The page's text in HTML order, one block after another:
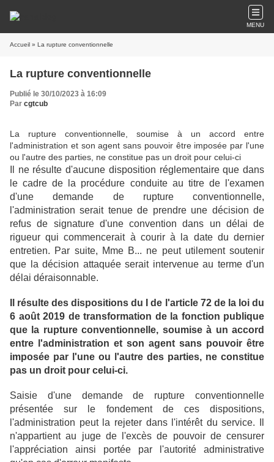
MENU
Accueil » La rupture conventionnelle
La rupture conventionnelle
Publié le 30/10/2023 à 16:09
Par cgtcub
La rupture conventionnelle, soumise à un accord entre
l'administration et son agent sans pouvoir être imposée par l'une
ou l'autre des parties, ne constitue pas un droit pour celui-ci
Il ne résulte d'aucune disposition réglementaire que dans
le cadre de la procédure conduite au titre de l'examen
d'une demande de rupture conventionnelle,
l'administration serait tenue de prendre une décision de
refus de signature d'une convention dans un délai de
rigueur qui commencerait à courir à la date du dernier
entretien. Par suite, Mme B... ne peut utilement soutenir
que la décision attaquée serait intervenue au terme d'un
délai déraisonnable.
Il résulte des dispositions du I de l'article 72 de la loi du
6 août 2019 de transformation de la fonction publique
que la rupture conventionnelle, soumise à un accord
entre l'administration et son agent sans pouvoir être
imposée par l'une ou l'autre des parties, ne constitue
pas un droit pour celui-ci.
Saisie d'une demande de rupture conventionnelle
présentée sur le fondement de ces dispositions,
l'administration peut la rejeter dans l'intérêt du service. Il
n'appartient au juge de l'excès de pouvoir de censurer
l'appréciation ainsi portée par l'autorité administrative